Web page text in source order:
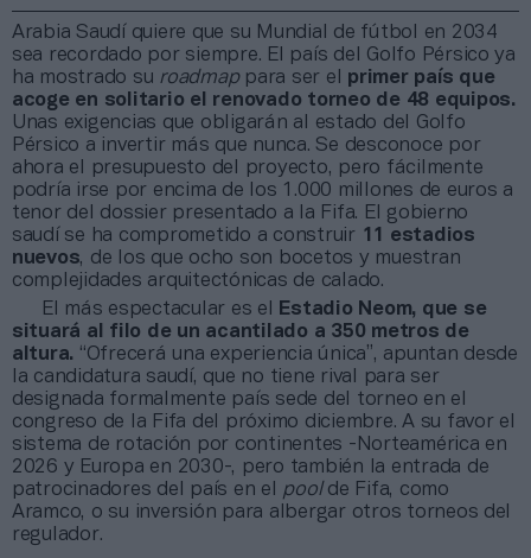
Arabia Saudí quiere que su Mundial de fútbol en 2034
sea recordado por siempre. El país del Golfo Pérsico ya
ha mostrado su roadmappara ser el
primer país que
acoge en solitario el renovado torneo de 48 equipos.
Unas exigencias que obligarán al estado del Golfo
Pérsico a invertir más que nunca. Se desconoce por
ahora el presupuesto del proyecto, pero fácilmente
podría irse por encima de los 1.000 millones de euros a
tenor del dossier presentado a la Fifa. El gobierno
saudí se ha comprometido a construir 11 estadios
nuevos, de los que ocho son bocetos y muestran
complejidades arquitectónicas de calado.
El más espectacular es el
Estadio Neom, que se
situará al filo de un acantilado a 350 metros de
altura. “Ofrecerá una experiencia única”, apuntan desde
la candidatura saudí, que no tiene rival para ser
designada formalmente país sede del torneo en el
congreso de la Fifa del próximo diciembre. A su favor el
sistema de rotación por continentes -Norteamérica en
2026 y Europa en 2030-, pero también la entrada de
patrocinadores del país en el
poolde Fifa, como
Aramco, o su inversión para albergar otros torneos del
regulador.